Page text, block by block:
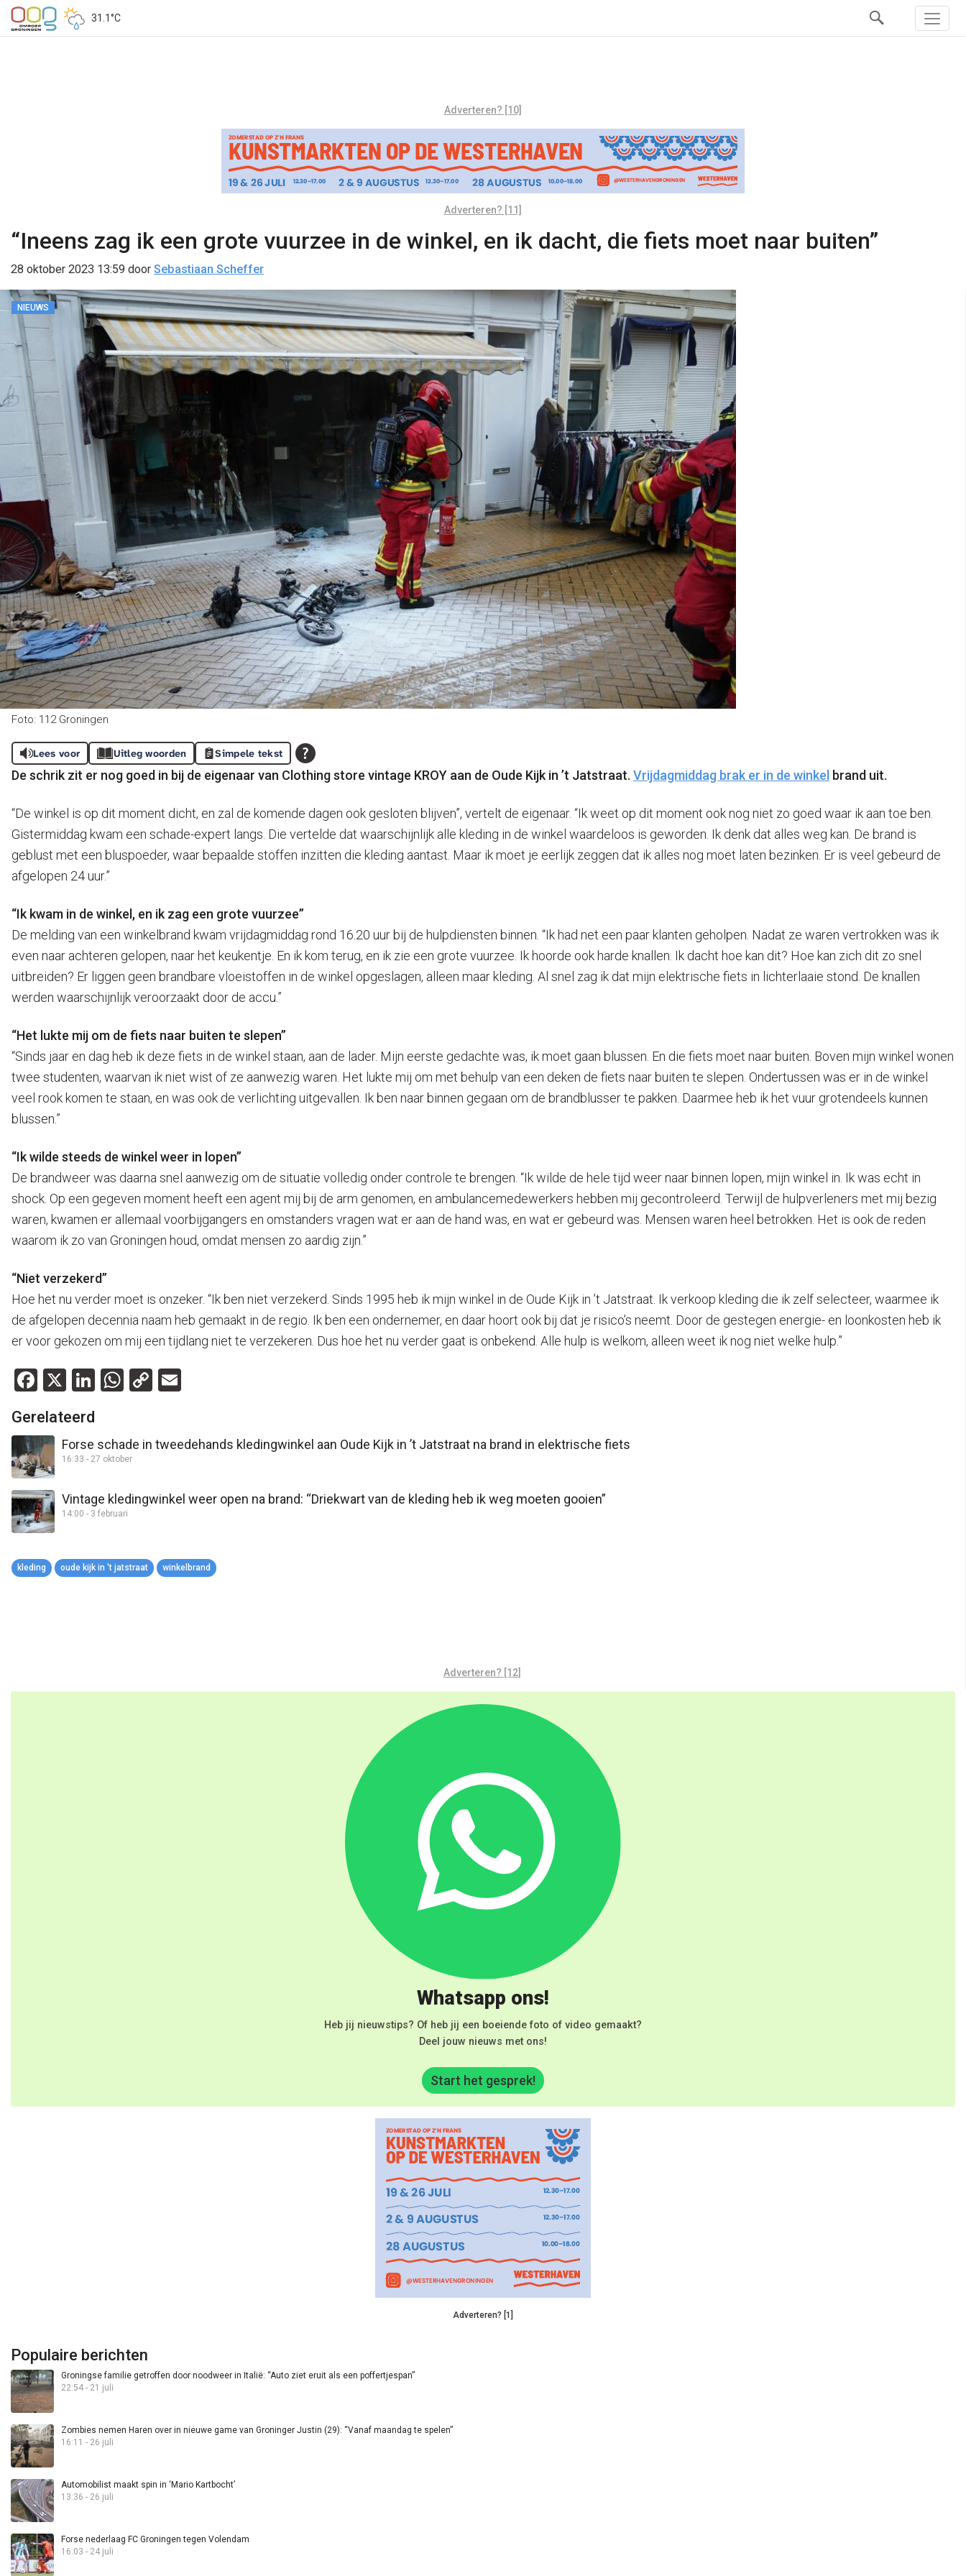
31.1°C
Adverteren? [10]
Adverteren? [11]
“Ineens zag ik een grote vuurzee in de winkel, en ik dacht, die fiets moet naar buiten”
28 oktober 2023 13:59 door Sebastiaan Scheffer
NIEUWS
Foto: 112 Groningen
Lees voor Uitleg woorden Simpele tekst
De schrik zit er nog goed in bij de eigenaar van Clothing store vintage KROY aan de Oude Kijk in ’t Jatstraat. Vrijdagmiddag brak er in de winkel brand uit.
“De winkel is op dit moment dicht, en zal de komende dagen ook gesloten blijven”, vertelt de eigenaar. “Ik weet op dit moment ook nog niet zo goed waar ik aan toe ben.
Gistermiddag kwam een schade-expert langs. Die vertelde dat waarschijnlijk alle kleding in de winkel waardeloos is geworden. Ik denk dat alles weg kan. De brand is
geblust met een bluspoeder, waar bepaalde stoffen inzitten die kleding aantast. Maar ik moet je eerlijk zeggen dat ik alles nog moet laten bezinken. Er is veel gebeurd de
afgelopen 24 uur.”
“Ik kwam in de winkel, en ik zag een grote vuurzee”
De melding van een winkelbrand kwam vrijdagmiddag rond 16.20 uur bij de hulpdiensten binnen. “Ik had net een paar klanten geholpen. Nadat ze waren vertrokken was ik
even naar achteren gelopen, naar het keukentje. En ik kom terug, en ik zie een grote vuurzee. Ik hoorde ook harde knallen. Ik dacht hoe kan dit? Hoe kan zich dit zo snel
uitbreiden? Er liggen geen brandbare vloeistoffen in de winkel opgeslagen, alleen maar kleding. Al snel zag ik dat mijn elektrische fiets in lichterlaaie stond. De knallen
werden waarschijnlijk veroorzaakt door de accu.”
“Het lukte mij om de fiets naar buiten te slepen”
“Sinds jaar en dag heb ik deze fiets in de winkel staan, aan de lader. Mijn eerste gedachte was, ik moet gaan blussen. En die fiets moet naar buiten. Boven mijn winkel wonen
twee studenten, waarvan ik niet wist of ze aanwezig waren. Het lukte mij om met behulp van een deken de fiets naar buiten te slepen. Ondertussen was er in de winkel
veel rook komen te staan, en was ook de verlichting uitgevallen. Ik ben naar binnen gegaan om de brandblusser te pakken. Daarmee heb ik het vuur grotendeels kunnen
blussen.”
“Ik wilde steeds de winkel weer in lopen”
De brandweer was daarna snel aanwezig om de situatie volledig onder controle te brengen. “Ik wilde de hele tijd weer naar binnen lopen, mijn winkel in. Ik was echt in
shock. Op een gegeven moment heeft een agent mij bij de arm genomen, en ambulancemedewerkers hebben mij gecontroleerd. Terwijl de hulpverleners met mij bezig
waren, kwamen er allemaal voorbijgangers en omstanders vragen wat er aan de hand was, en wat er gebeurd was. Mensen waren heel betrokken. Het is ook de reden
waarom ik zo van Groningen houd, omdat mensen zo aardig zijn.”
“Niet verzekerd”
Hoe het nu verder moet is onzeker. “Ik ben niet verzekerd. Sinds 1995 heb ik mijn winkel in de Oude Kijk in ’t Jatstraat. Ik verkoop kleding die ik zelf selecteer, waarmee ik
de afgelopen decennia naam heb gemaakt in de regio. Ik ben een ondernemer, en daar hoort ook bij dat je risico’s neemt. Door de gestegen energie- en loonkosten heb ik
er voor gekozen om mij een tijdlang niet te verzekeren. Dus hoe het nu verder gaat is onbekend. Alle hulp is welkom, alleen weet ik nog niet welke hulp.”
Facebook
X LinkedIn
WhatsApp
Copy
Gerelateerd
Forse schade in tweedehands kledingwinkel aan Oude Kijk in ’t Jatstraat na brand in elektrische fiets
16:33 - 27 oktober
Vintage kledingwinkel weer open na brand: “Driekwart van de kleding heb ik weg moeten gooien”
14:00 - 3 februari
kleding oude kijk in 't jatstraat winkelbrand
Adverteren? [12]
Whatsapp ons!
Heb jij nieuwstips? Of heb jij een boeiende foto of video gemaakt?
Deel jouw nieuws met ons!
Start het gesprek!
Adverteren? [1]
Populaire berichten
Groningse familie getroffen door noodweer in Italië: “Auto ziet eruit als een poffertjespan”
22:54 - 21 juli
Zombies nemen Haren over in nieuwe game van Groninger Justin (29): “Vanaf maandag te spelen”
16:11 - 26 juli
Automobilist maakt spin in ‘Mario Kartbocht’
13:36 - 26 juli
Forse nederlaag FC Groningen tegen Volendam
16:03 - 24 juli